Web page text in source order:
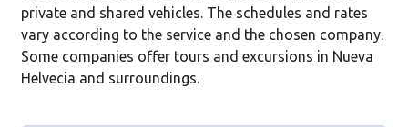
private and shared vehicles. The schedules and rates
vary according to the service and the chosen company.
Some companies offer tours and excursions in Nueva
Helvecia and surroundings.